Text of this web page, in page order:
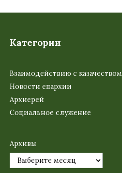
Категории
Взаимодействию с казачеством
Новости епархии
Архиерей
Социальное служение
Архивы